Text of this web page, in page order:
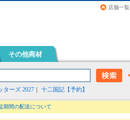
店舗一覧
その他商材
ターズ 2027 十二国記【予約】
期間の配送について